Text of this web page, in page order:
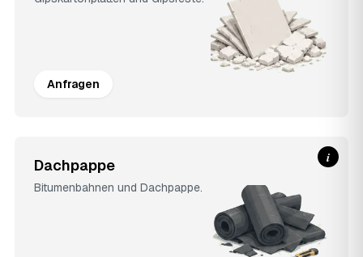
Anfragen
Dachpappe
Bitumenbahnen und Dachpappe.
i